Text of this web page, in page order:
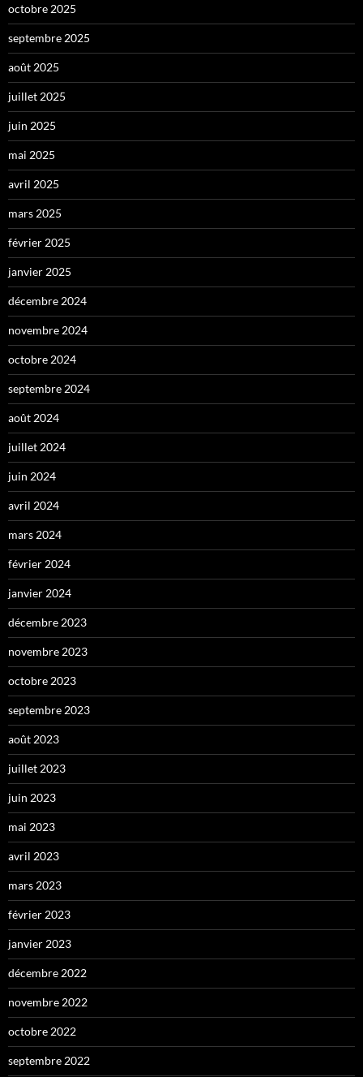
octobre 2025
septembre 2025
août 2025
juillet 2025
juin 2025
mai 2025
avril 2025
mars 2025
février 2025
janvier 2025
décembre 2024
novembre 2024
octobre 2024
septembre 2024
août 2024
juillet 2024
juin 2024
avril 2024
mars 2024
février 2024
janvier 2024
décembre 2023
novembre 2023
octobre 2023
septembre 2023
août 2023
juillet 2023
juin 2023
mai 2023
avril 2023
mars 2023
février 2023
janvier 2023
décembre 2022
novembre 2022
octobre 2022
septembre 2022